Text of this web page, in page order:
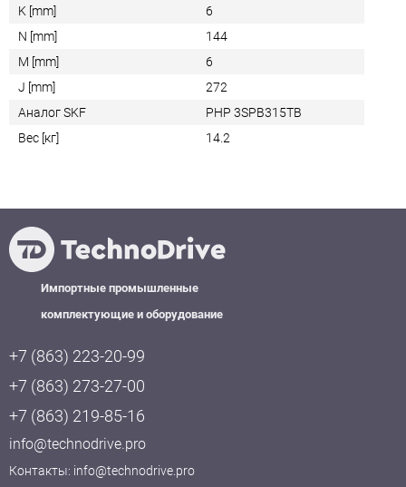
K [mm]
6
N [mm]
144
M [mm]
6
J [mm]
272
Аналог SKF
PHP 3SPB315TB
Вес [кг]
14.2
Импортные промышленные
комплектующие и оборудование
+7 (863) 223-20-99
+7 (863) 273-27-00
+7 (863) 219-85-16
info@technodrive.pro
Контакты: info@technodrive.pro